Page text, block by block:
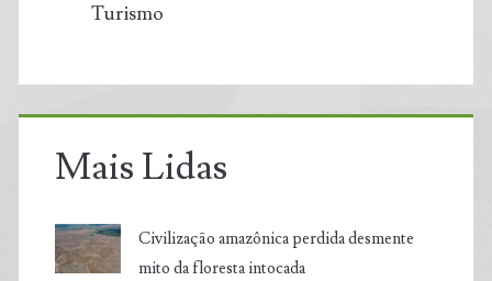
Turismo
Mais Lidas
Civilização amazônica perdida desmente
mito da floresta intocada